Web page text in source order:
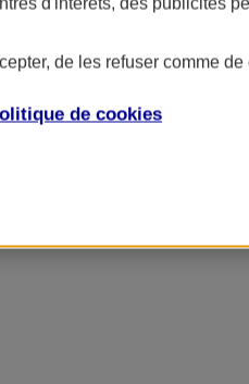
de les refuser comme
de cookies